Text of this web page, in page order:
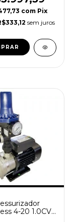
com Pix
sem juros
4-20 1.0CV